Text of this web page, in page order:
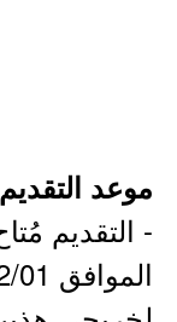
موعد
- التقديم